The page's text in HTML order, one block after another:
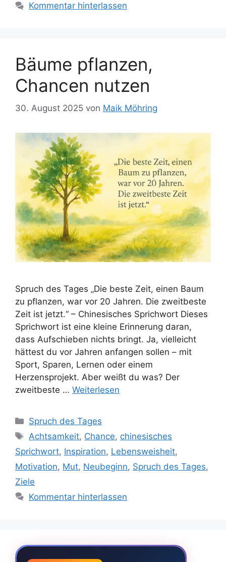
Kommentar hinterlassen
Bäume pflanzen,
Chancen nutzen
30. August 2025 von Maik Möhring
Spruch des Tages „Die beste Zeit, einen Baum
zu pflanzen, war vor 20 Jahren. Die zweitbeste
Zeit ist jetzt.“ – Chinesisches Sprichwort Dieses
Sprichwort ist eine kleine Erinnerung daran,
dass Aufschieben nichts bringt. Ja, vielleicht
hättest du vor Jahren anfangen sollen – mit
Sport, Sparen, Lernen oder einem
Herzensprojekt. Aber weißt du was? Der
zweitbeste … Weiterlesen
Kategorien
Spruch des Tages
Schlagwörter
Achtsamkeit, Chance, chinesisches
Sprichwort, Inspiration, Lebensweisheit,
Motivation, Mut, Neubeginn, Spruch des Tages,
Ziele
Kommentar hinterlassen